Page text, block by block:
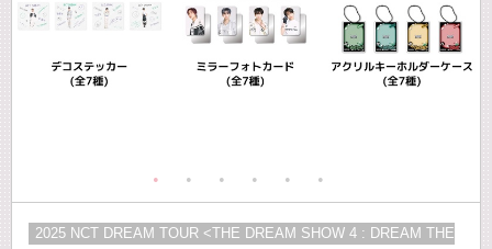
2025 NCT DREAM TOUR <THE DREAM SHOW 4 : DREAM THE